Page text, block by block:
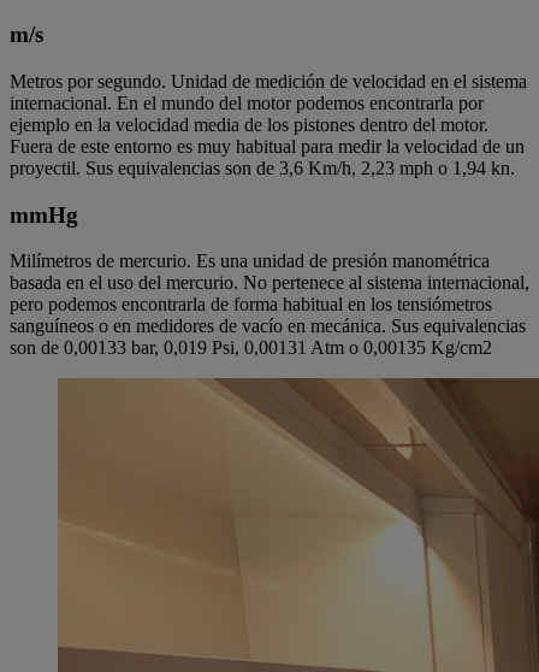
m/s
Metros por segundo. Unidad de medición de velocidad en el sistema
internacional. En el mundo del motor podemos encontrarla por
ejemplo en la velocidad media de los pistones dentro del motor.
Fuera de este entorno es muy habitual para medir la velocidad de un
proyectil. Sus equivalencias son de 3,6 Km/h, 2,23 mph o 1,94 kn.
mmHg
Milímetros de mercurio. Es una unidad de presión manométrica
basada en el uso del mercurio. No pertenece al sistema internacional,
pero podemos encontrarla de forma habitual en los tensiómetros
sanguíneos o en medidores de vacío en mecánica. Sus equivalencias
son de 0,00133 bar, 0,019 Psi, 0,00131 Atm o 0,00135 Kg/cm2